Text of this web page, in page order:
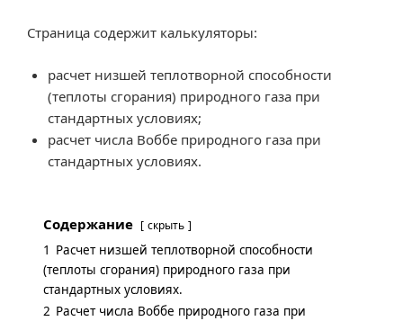
Страница содержит калькуляторы:
расчет низшей теплотворной способности
(теплоты сгорания) природного газа при
стандартных условиях;
расчет числа Воббе природного газа при
стандартных условиях.
Содержание скрыть
1 Расчет низшей теплотворной способности
(теплоты сгорания) природного газа при
стандартных условиях.
2 Расчет числа Воббе природного газа при